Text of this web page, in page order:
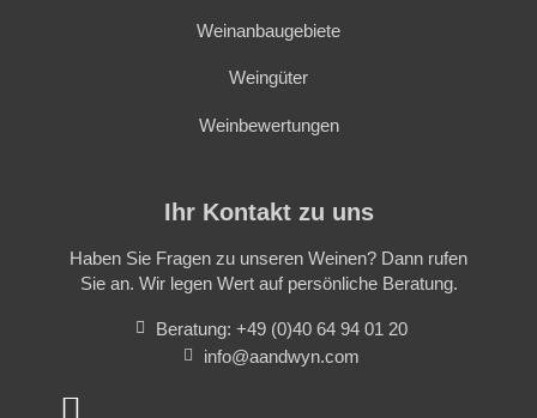
Weinanbaugebiete
Weingüter
Weinbewertungen
Ihr Kontakt zu uns
Haben Sie Fragen zu unseren Weinen? Dann rufen
Sie an. Wir legen Wert auf persönliche Beratung.
Beratung: +49 (0)40 64 94 01 20
info@aandwyn.com